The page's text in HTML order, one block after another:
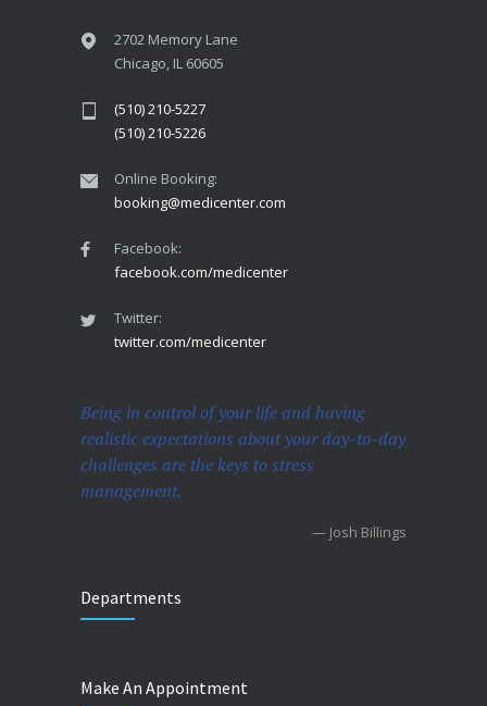
2702 Memory Lane
Chicago, IL 60605
(510) 210-5227
(510) 210-5226
Online Booking:
booking@medicenter.com
Facebook:
facebook.com/medicenter
Twitter:
twitter.com/medicenter
Being in control of your life and having
realistic expectations about your day-to-day
challenges are the keys to stress
management.
— Josh Billings
Departments
Make An Appointment